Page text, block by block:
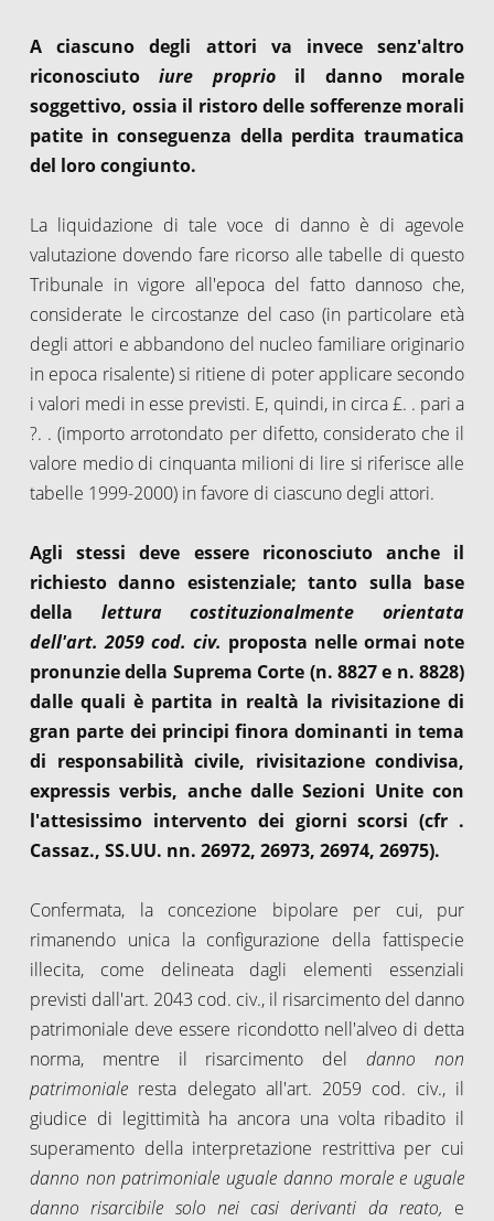
A ciascuno degli attori va invece senz'altro
riconosciutoiure proprioil danno morale
soggettivo, ossia il ristoro delle sofferenze morali
patite in conseguenza della perdita traumatica
del loro congiunto.
La liquidazione di tale voce di danno è di agevole
valutazione dovendo fare ricorso alle tabelle di questo
Tribunale in vigore all'epoca del fatto dannoso che,
considerate le circostanze del caso (in particolare età
degli attori e abbandono del nucleo familiare originario
in epoca risalente) si ritiene di poter applicare secondo
i valori medi in esse previsti. E, quindi, in circa £. . pari a
?. . (importo arrotondato per difetto, considerato che il
valore medio di cinquanta milioni di lire si riferisce alle
tabelle 1999-2000) in favore di ciascuno degli attori.
Agli stessi deve essere riconosciuto anche il
richiesto danno esistenziale; tanto sulla base
della lettura costituzionalmente orientata
dell'art. 2059 cod. civ. proposta nelle ormai note
pronunzie della Suprema Corte (n. 8827 e n. 8828)
dalle quali è partita in realtà la rivisitazione di
gran parte dei principi finora dominanti in tema
di responsabilità civile, rivisitazione condivisa,
expressis verbis, anche dalle Sezioni Unite con
l'attesissimo intervento dei giorni scorsi (cfr .
Cassaz., SS.UU. nn. 26972, 26973, 26974, 26975).
Confermata, la concezione bipolare per cui, pur
rimanendo unica la configurazione della fattispecie
illecita, come delineata dagli elementi essenziali
previsti dall'art. 2043 cod. civ., il risarcimento del danno
patrimoniale deve essere ricondotto nell'alveo di detta
norma, mentre il risarcimento deldanno non
patrimoniale resta delegato all'art. 2059 cod. civ., il
giudice di legittimità ha ancora una volta ribadito il
superamento della interpretazione restrittiva per cui
danno non patrimoniale uguale danno morale e uguale
danno risarcibile solo nei casi derivanti da reato, e